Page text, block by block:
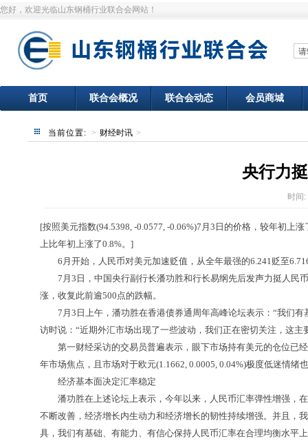
您好，欢迎光临山东钢桶行业联合会网站！
首页 联合会概况 联合会动态 会员商城
当前位置: > 财经时讯 >
央行力
时间:
[按照美元指数(94.5398, -0.0577, -0.06%)7月3日的价格，较年初上
上比年初上涨了0.8%。]
6月开始，人民币对美元加速贬值，从全年最强的6.241贬至
7月3日，中国央行副行长潘功胜和行长易纲先后发声力挺人民
涨，收复此前逾500点的跌幅。
7月3日上午，潘功胜在香港债券通周年高峰论坛表示：“我们有
访时说：“近期外汇市场出现了一些波动，我们正在密切关注，这
第一财经采访的交易员普遍表示，眼下市场持有美元的仓位已经
年市场焦点，且市场对于欧元(1.1662, 0.0005, 0.04%)极度低迷情
经济基本面决定汇率稳定
潘功胜在上述论坛上表示，今年以来，人民币汇率弹性增强，
不断改善，经济增长内生动力和经济增长的韧性持续增强。并且，
具，我们有基础、有能力、有信心保持人民币汇率在合理均衡水平